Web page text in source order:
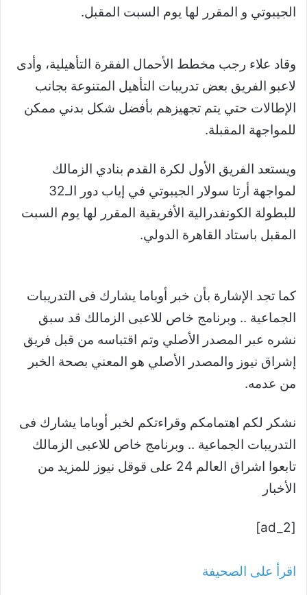
الجيبوتي و المقرر لها يوم السبت المقبل.
وقاد علاء رجب مخطط الأحمال الفقرة التأهيلية، وأدى
لاعبو الفريق بعض تدريبات التأهيل المتنوعة بجانب
الإطالات حتي يتم تجهيزهم بأفضل شكل بدني ممكن
للمواجهة المقبلة.
ويستعد الفريق الأول لكرة القدم بنادي الزمالك
لمواجهة أرتا سولار الجيبوتي في إياب دور الـ32
للبطولة الكونفدرالية الأفريقية المقرر لها يوم السبت
المقبل باستاد القاهرة الدولي.
كما تجد الإشارة بأن خبر أوباما يشارك فى التدريبات
الجماعية .. وبرنامج خاص للاعبى الزمالك قد سبق
نشره عبر المصدر الأصلي وتم اقتباسه من قبل فريق
إشراق نيوز والمصدر الأصلي هو المعني بصحة الخبر
من عدمه.
نشكر لكم اهتمامكم وقراءتكم لخبر أوباما يشارك فى
التدريبات الجماعية .. وبرنامج خاص للاعبى الزمالك
تابعوا اشراق العالم 24 على قوقل نيوز للمزيد من
الأخبار
[ad_2]
اقرأ على الصحيفة